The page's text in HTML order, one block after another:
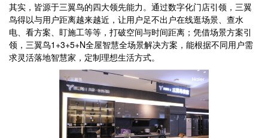
其实，皆源于三翼鸟的四大领先能力。通过数字化门店引领，三翼
鸟得以与用户距离越来越近，让用户足不出户在线逛场景、查水
电、看方案、盯施工等等，打破空间与时间距离；凭借场景方案引
领，三翼鸟1+3+5+N全屋智慧全场景解决方案，能根据不同用户需
求灵活落地智慧家，定制理想生活方式。